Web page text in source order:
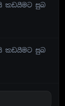
කඩයීමට සුබ
කඩයීමට සුබ